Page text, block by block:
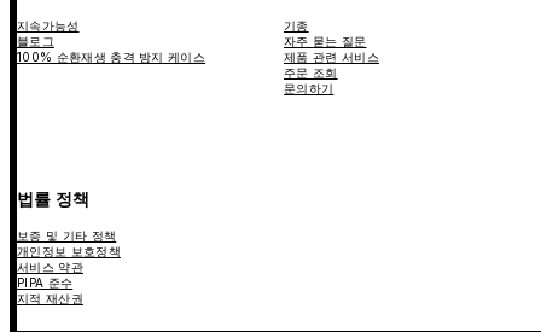
지속가능성
블로그
100% 순환재생 충격 방지 케이스
기종
자주 묻는 질문
제품 관련 서비스
주문 조회
문의하기
법률 정책
보증 및 기타 정책
개인정보 보호정책
서비스 약관
PIPA 준수
지적 재산권